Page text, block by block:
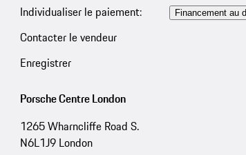
Individualiser le paiement:
Financement au
Contacter le vendeur
Enregistrer
Porsche Centre London
1265 Wharncliffe Road S.
N6L1J9 London